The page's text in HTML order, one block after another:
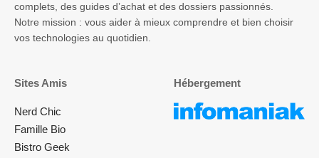
complets, des guides d’achat et des dossiers passionnés.
Notre mission : vous aider à mieux comprendre et bien choisir
vos technologies au quotidien.
Sites Amis
Nerd Chic
Famille Bio
Bistro Geek
Hébergement